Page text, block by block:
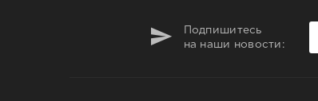
Подпишитесь
на наши новости: